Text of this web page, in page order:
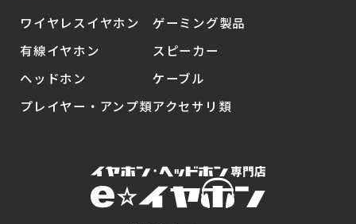
ワイヤレスイヤホン
有線イヤホン
ヘッドホン
プレイヤー・アンプ類
ゲーミング製品
スピーカー
ケーブル
アクセサリ類